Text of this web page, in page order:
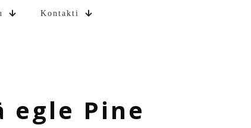
Kontakti
egle Pine